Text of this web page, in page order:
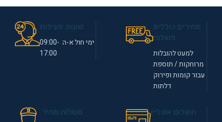
למעט להובלות
מרוחקות / תוספת
עבור קומות ופירוק
דלתות
ימי חול א-ה 09:00-
17:00